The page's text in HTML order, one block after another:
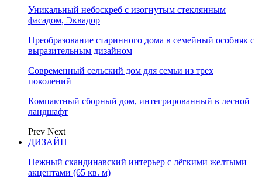
Уникальный небоскреб с изогнутым стеклянным
фасадом, Эквадор
Преобразование старинного дома в семейный особняк с
выразительным дизайном
Современный сельский дом для семьи из трех
поколений
Компактный сборный дом, интегрированный в лесной
ландшафт
Prev Next
ДИЗАЙН
Нежный скандинавский интерьер с лёгкими желтыми
акцентами (65 кв. м)